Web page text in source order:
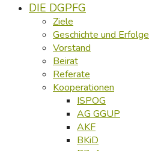
DIE DGPFG
Ziele
Geschichte und Erfolge
Vorstand
Beirat
Referate
Kooperationen
ISPOG
AG GGUP
AKF
BKiD